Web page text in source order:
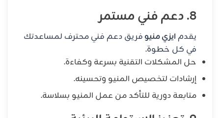
8. دعم فني مستمر
يقدم ايزي منيوفريق دعم فني محترف لمساعدتك
في كل خطوة.
حل المشكلات التقنية بسرعة وكفاءة.
إرشادات لتخصيص المنيو وتحسينه.
متابعة دورية للتأكد من عمل المنيو بسلاسة.